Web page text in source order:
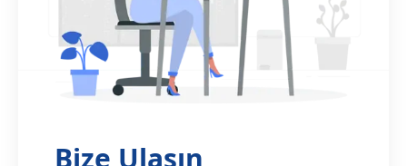
Bize Ulaşın